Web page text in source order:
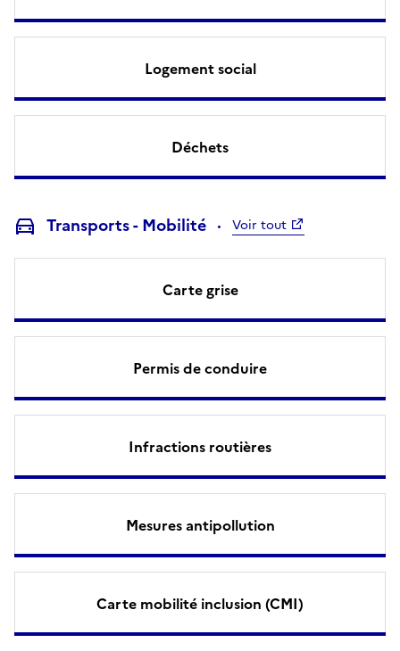
Logement social
Déchets
Transports - Mobilité Voir tout
Carte grise
Permis de conduire
Infractions routières
Mesures antipollution
Carte mobilité inclusion (CMI)